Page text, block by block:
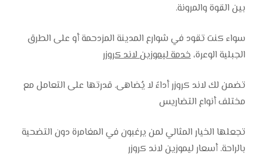
بين القوة والمرونة.
سواء كنت تقود في شوارع المدينة المزدحمة أو على الطرق
الجبلية الوعرة، خدمة ليموزين لاند كروزر
تضمن لك لاند كروزر أداءً لا يُضاهى. قدرتها على التعامل مع
مختلف أنواع التضاريس
تجعلها الخيار المثالي لمن يرغبون في المغامرة دون التضحية
بالراحة. أسعار ليموزين لاند كروزر